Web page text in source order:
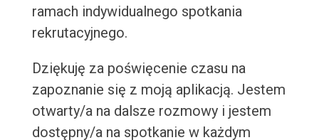
ramach indywidualnego spotkania
rekrutacyjnego.
Dziękuję za poświęcenie czasu na
zapoznanie się z moją aplikacją. Jestem
otwarty/a na dalsze rozmowy i jestem
dostępny/a na spotkanie w każdym